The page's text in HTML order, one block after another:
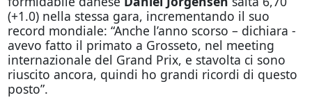
(+1.0) nella stessa gara, incrementando il suo
record mondiale: “Anche l’anno scorso – dichiara -
avevo fatto il primato a Grosseto, nel meeting
internazionale del Grand Prix, e stavolta ci sono
riuscito ancora, quindi ho grandi ricordi di questo
posto”.